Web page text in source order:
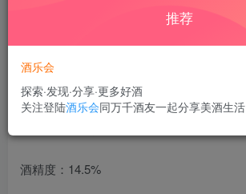
酒精度：14.5%
推荐
酒乐会
探索·发现·分享·更多好酒
关注登陆酒乐会同万千酒友一起分享美酒生活